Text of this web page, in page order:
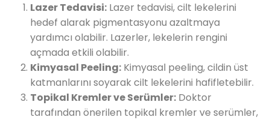
Lazer Tedavisi: Lazer tedavisi, cilt lekelerini
hedef alarak pigmentasyonu azaltmaya
yardımcı olabilir. Lazerler, lekelerin rengini
açmada etkili olabilir.
Kimyasal Peeling: Kimyasal peeling, cildin üst
katmanlarını soyarak cilt lekelerini hafifletebilir.
Topikal Kremler ve Serümler: Doktor
tarafından önerilen topikal kremler ve serümler,